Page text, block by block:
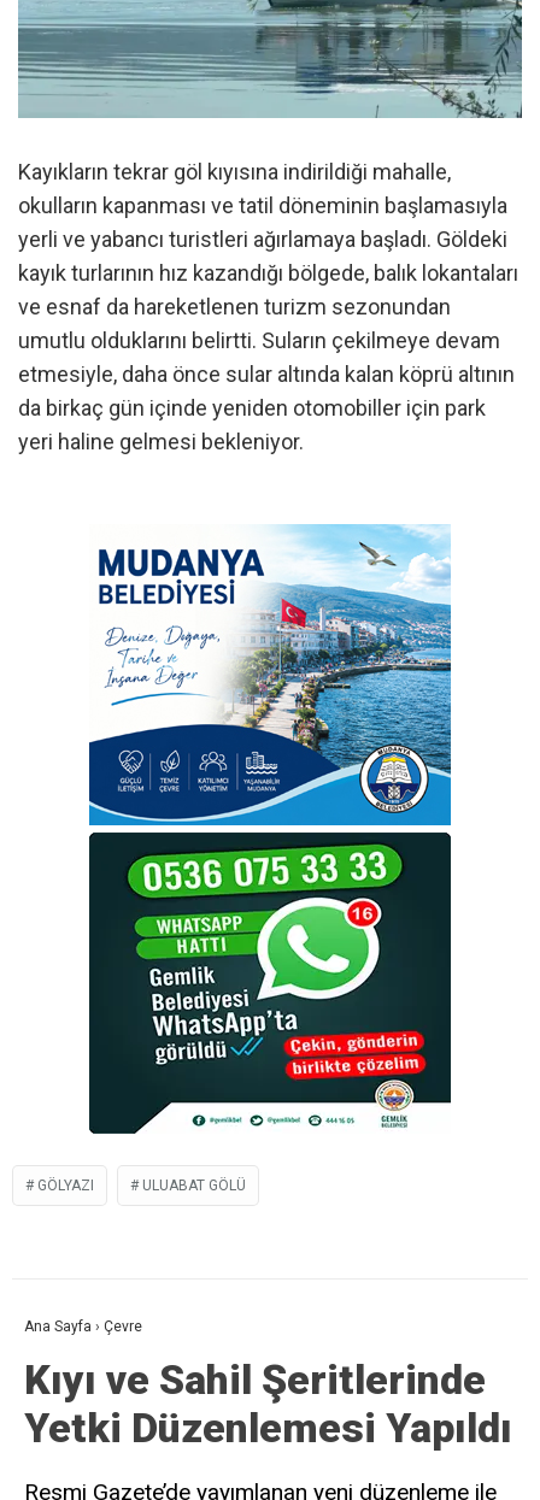
Kayıkların tekrar göl kıyısına indirildiği mahalle,
okulların kapanması ve tatil döneminin başlamasıyla
yerli ve yabancı turistleri ağırlamaya başladı. Göldeki
kayık turlarının hız kazandığı bölgede, balık lokantaları
ve esnaf da hareketlenen turizm sezonundan
umutlu olduklarını belirtti. Suların çekilmeye devam
etmesiyle, daha önce sular altında kalan köprü altının
da birkaç gün içinde yeniden otomobiller için park
yeri haline gelmesi bekleniyor.
GÖLYAZI ULUABAT GÖLÜ
Ana Sayfa › Çevre
Kıyı ve Sahil Şeritlerinde
Yetki Düzenlemesi Yapıldı
Resmi Gazete’de yayımlanan yeni düzenleme ile